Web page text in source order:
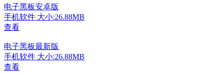
电子黑板安卓版
手机软件 大小:26.88MB
查看
电子黑板最新版
手机软件 大小:26.88MB
查看